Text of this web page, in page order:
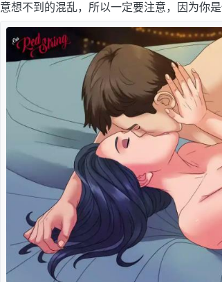
意想不到的混乱，所以一定要注意，因为你